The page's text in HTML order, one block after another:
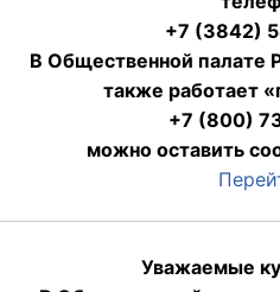
+7 (3842)
В Общественной палате
также работает
+7 (800)
можно оставить
Уважаемые